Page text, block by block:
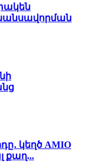
կեղծ AMIO
քաղ...